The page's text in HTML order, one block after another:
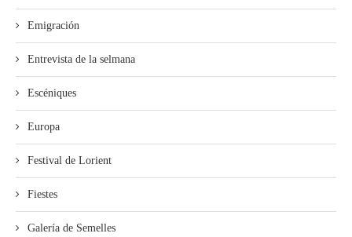
Emigración
Entrevista de la selmana
Escéniques
Europa
Festival de Lorient
Fiestes
Galería de Semelles